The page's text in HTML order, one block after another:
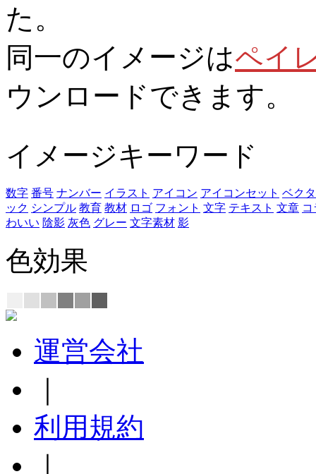
た。
同一のイメージはペイ
ウンロードできます。
イメージキーワード
数字 番号 ナンバー イラスト アイコン アイコンセット ベク
ック シンプル 教育 教材 ロゴ フォント 文字 テキスト 文章
わいい 陰影 灰色 グレー 文字素材 影
色効果
運営会社
利用規約